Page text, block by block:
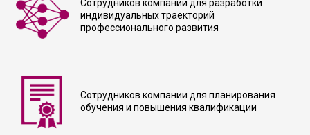
Сотрудников компании для разработки
индивидуальных траекторий
профессионального развития
Сотрудников компании для планирования
обучения и повышения квалификации